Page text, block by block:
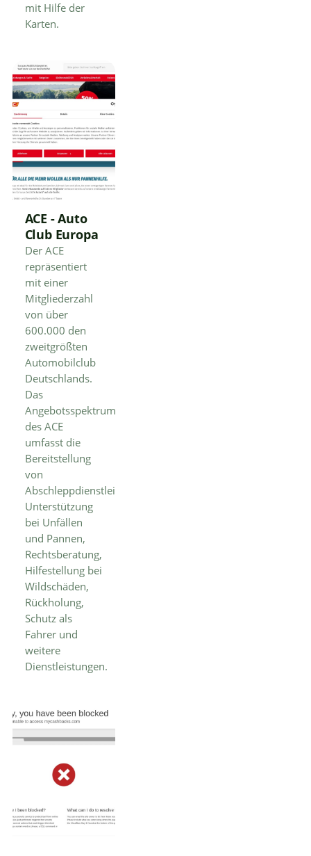
mit Hilfe der
Karten.
ACE - Auto
Club Europa
Der ACE
repräsentiert
mit einer
Mitgliederzahl
von über
600.000 den
zweitgrößten
Automobilclub
Deutschlands.
Das
Angebotsspektrum
des ACE
umfasst die
Bereitstellung
von
Abschleppdienstleistungen,
Unterstützung
bei Unfällen
und Pannen,
Rechtsberatung,
Hilfestellung bei
Wildschäden,
Rückholung,
Schutz als
Fahrer und
weitere
Dienstleistungen.